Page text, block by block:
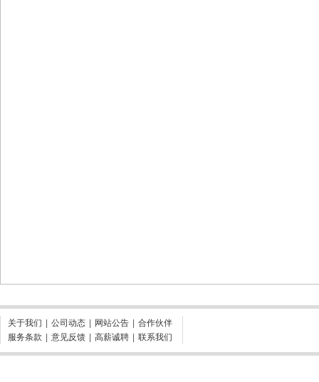
关于我们 公司动态 网站公告
合作伙伴
服务条款
意见反馈 高薪诚聘 联系我们